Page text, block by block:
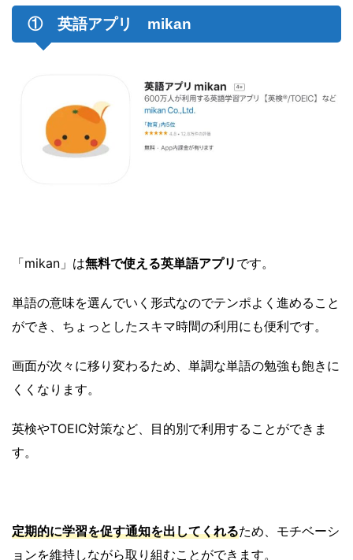
① 英語アプリ mikan
「mikan」は無料で使える英単語アプリ です。
単語の意味を選んでいく形式なのでテンポよく進めること
ができ、ちょっとしたスキマ時間の利用にも便利です。
画面が次々に移り変わるため、単調な単語の勉強も飽きに
くくなります。
英検やTOEIC対策など、目的別で利用することができま
す。
定期的に学習を促す通知を出してくれるため、モチベーシ
ョンを維持しながら取り組むことができます。